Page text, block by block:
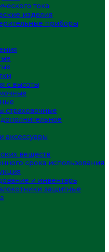
тока
изделия
приборы
с высоты
страховочные
аксессуары
веществ
срока использования
и инвентарь
защитные